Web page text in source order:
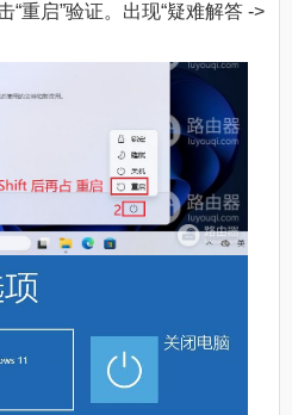
“重启”验证。出现“疑难解答 ->